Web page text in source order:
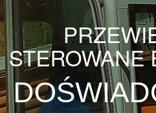
STEROWANE